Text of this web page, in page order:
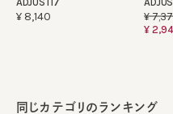
¥8,140
同じカテゴリのランキング